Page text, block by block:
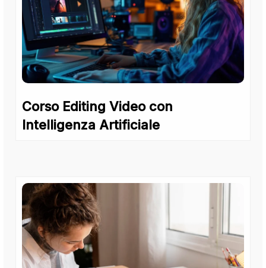
Corso Editing Video con
Intelligenza Artificiale